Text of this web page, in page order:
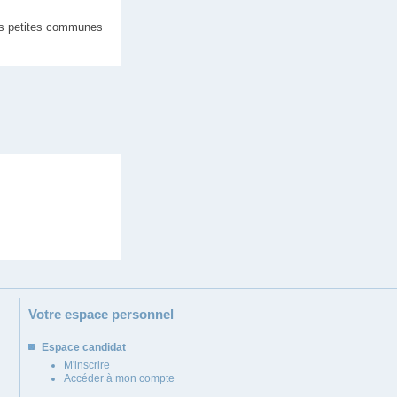
petites communes
Votre espace personnel
Espace candidat
M'inscrire
Accéder à mon compte